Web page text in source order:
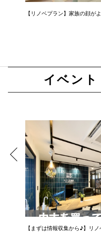
【リノベプラン】家族の顔が
イベント
【まずは情報収集から♪】リ